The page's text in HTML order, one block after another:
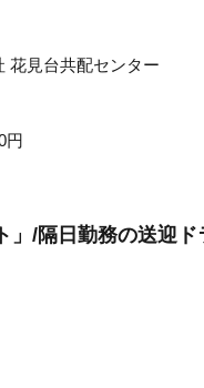
花見台共配センター
円
」/隔日勤務の送迎